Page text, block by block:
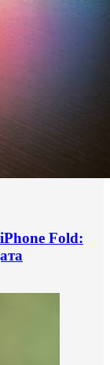
Fold: